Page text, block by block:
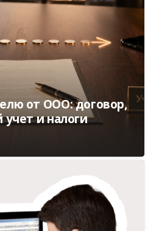
от ООО: договор,
учет и налоги